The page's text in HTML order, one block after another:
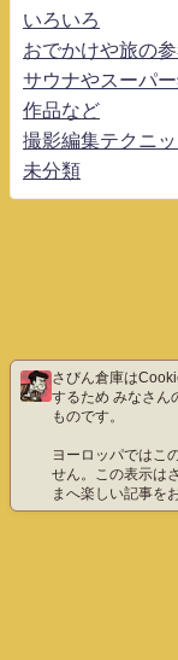
いろいろ
おでかけや旅の
サウナやスーパ
作品など
撮影編集テクニ
未分類
さびん倉庫は
するため みなさん
ものです。
ヨーロッパではこ
せん。この表示は
まへ楽しい記事を